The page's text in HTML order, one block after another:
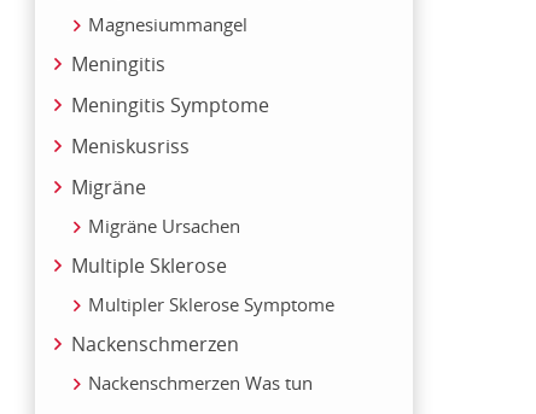
Magnesiummangel
Meningitis
Meningitis Symptome
Meniskusriss
Migräne
Migräne Ursachen
Multiple Sklerose
Multipler Sklerose Symptome
Nackenschmerzen
Nackenschmerzen Was tun